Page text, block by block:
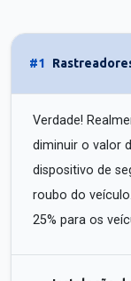
#1
Verdade!
diminuir o valor
dispositivo de
roubo do
25% para os